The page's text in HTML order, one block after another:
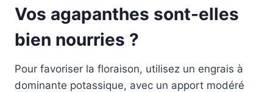
Vos agapanthes sont-elles
bien nourries ?
Pour favoriser la floraison, utilisez un engrais à
dominante potassique, avec un apport modéré